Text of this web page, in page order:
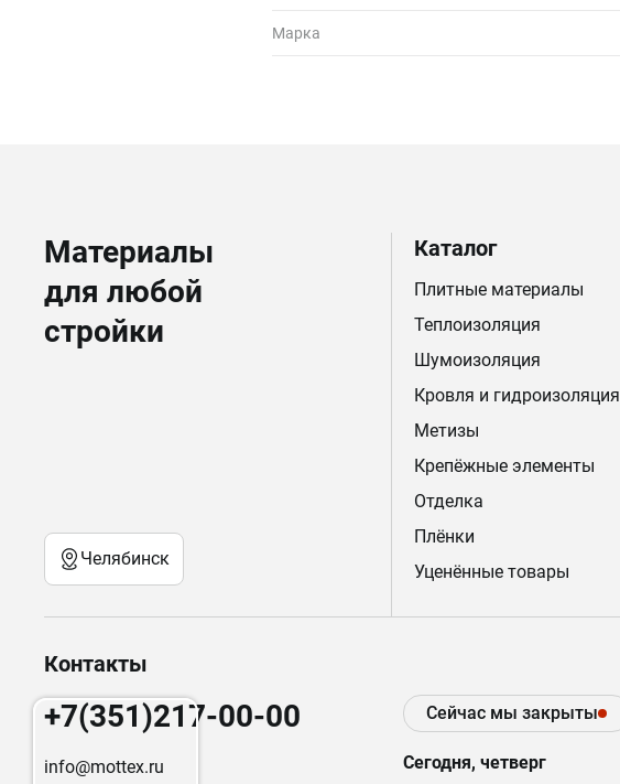
Марка
Материалы
для любой
стройки
Челябинск
Каталог
Плитные материалы
Теплоизоляция
Шумоизоляция
Кровля и гидроизоляция
Метизы
Крепёжные элементы
Отделка
Плёнки
Уценённые товары
Контакты
+7(351)217-00-00
info@mottex.ru
Сейчас мы закрыты
Сегодня, четверг